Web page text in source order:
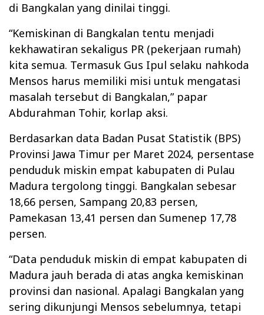
di Bangkalan yang dinilai tinggi.
“Kemiskinan di Bangkalan tentu menjadi
kekhawatiran sekaligus PR (pekerjaan rumah)
kita semua. Termasuk Gus Ipul selaku nahkoda
Mensos harus memiliki misi untuk mengatasi
masalah tersebut di Bangkalan,” papar
Abdurahman Tohir, korlap aksi.
Berdasarkan data Badan Pusat Statistik (BPS)
Provinsi Jawa Timur per Maret 2024, persentase
penduduk miskin empat kabupaten di Pulau
Madura tergolong tinggi. Bangkalan sebesar
18,66 persen, Sampang 20,83 persen,
Pamekasan 13,41 persen dan Sumenep 17,78
persen.
“Data penduduk miskin di empat kabupaten di
Madura jauh berada di atas angka kemiskinan
provinsi dan nasional. Apalagi Bangkalan yang
sering dikunjungi Mensos sebelumnya, tetapi